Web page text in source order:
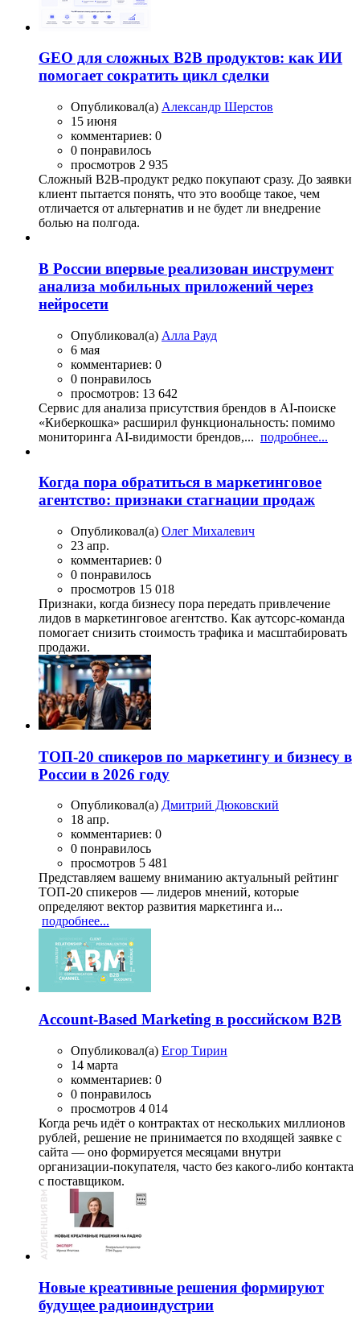
GEO для сложных B2B продуктов: как ИИ
помогает сократить цикл сделки
Опубликовал(а) Александр Шерстов
15 июня
комментариев: 0
0 понравилось
просмотров 2 935
Сложный B2B-продукт редко покупают сразу. До заявки
клиент пытается понять, что это вообще такое, чем
отличается от альтернатив и не будет ли внедрение
болью на полгода.
В России впервые реализован инструмент
анализа мобильных приложений через
нейросети
Опубликовал(а) Алла Рауд
6 мая
комментариев: 0
0 понравилось
просмотров: 13 642
Сервис для анализа присутствия брендов в AI-поиске
«Киберкошка» расширил функциональность: помимо
мониторинга AI-видимости брендов,... подробнее...
Когда пора обратиться в маркетинговое
агентство: признаки стагнации продаж
Опубликовал(а) Олег Михалевич
23 апр.
комментариев: 0
0 понравилось
просмотров 15 018
Признаки, когда бизнесу пора передать привлечение
лидов в маркетинговое агентство. Как аутсорс-команда
помогает снизить стоимость трафика и масштабировать
продажи.
ТОП-20 спикеров по маркетингу и бизнесу в
России в 2026 году
Опубликовал(а) Дмитрий Дюковский
18 апр.
комментариев: 0
0 понравилось
просмотров 5 481
Представляем вашему вниманию актуальный рейтинг
ТОП-20 спикеров — лидеров мнений, которые
определяют вектор развития маркетинга и...
подробнее...
Account-Based Marketing в российском B2B
Опубликовал(а) Егор Тирин
14 марта
комментариев: 0
0 понравилось
просмотров 4 014
Когда речь идёт о контрактах от нескольких миллионов
рублей, решение не принимается по входящей заявке с
сайта — оно формируется месяцами внутри
организации-покупателя, часто без какого-либо контакта
с поставщиком.
Новые креативные решения формируют
будущее радиоиндустрии